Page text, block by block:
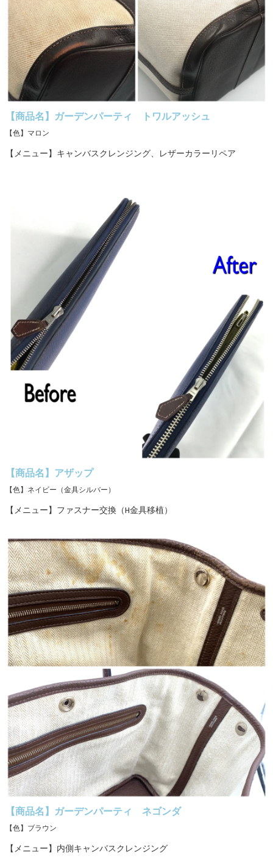
【商品名】ガーデンパーティ トワルアッシュ
【色】マロン
【メニュー】キャンバスクレンジング、レザーカラーリペア
【商品名】アザップ
【色】ネイビー（金具シルバー）
【メニュー】ファスナー交換（H金具移植）
【商品名】ガーデンパーティ ネゴンダ
【色】ブラウン
【メニュー】内側キャンバスクレンジング